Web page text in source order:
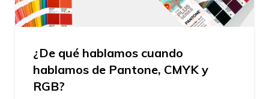
¿De qué hablamos cuando
hablamos de Pantone, CMYK y
RGB?